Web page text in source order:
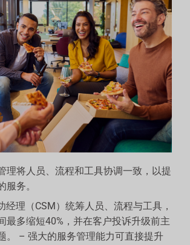
理将人员、流程和工具协调一致，以提
服务。
经理（CSM）统筹人员、流程与工具，
最多缩短40%，并在客户投诉升级前主
。 – 强大的服务管理能力可直接提升